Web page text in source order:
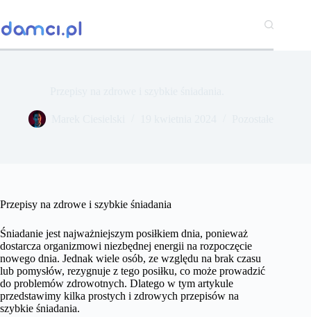
treści
Przepisy na zdrowe i szybkie śniadania
Śniadanie jest najważniejszym posiłkiem dnia, ponieważ
dostarcza organizmowi niezbędnej energii na rozpoczęcie
nowego dnia. Jednak wiele osób, ze względu na brak czasu
lub pomysłów, rezygnuje z tego posiłku, co może prowadzić
do problemów zdrowotnych. Dlatego w tym artykule
przedstawimy kilka prostych i zdrowych przepisów na
szybkie śniadania.